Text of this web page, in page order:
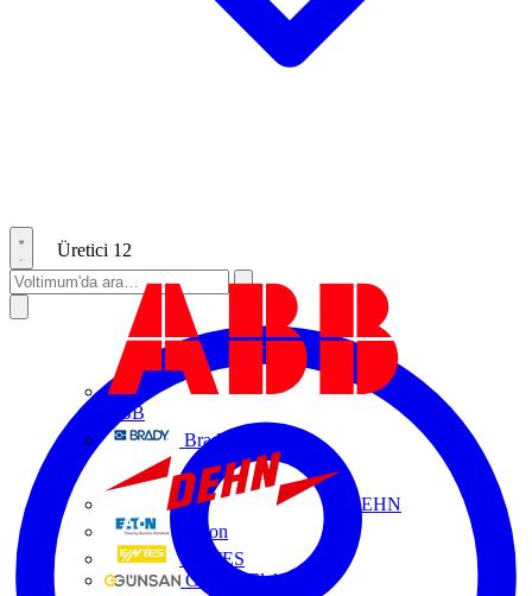
Üretici 12
ABB
Brady
DEHN
Eaton
ENTES
Günsan Elektrik